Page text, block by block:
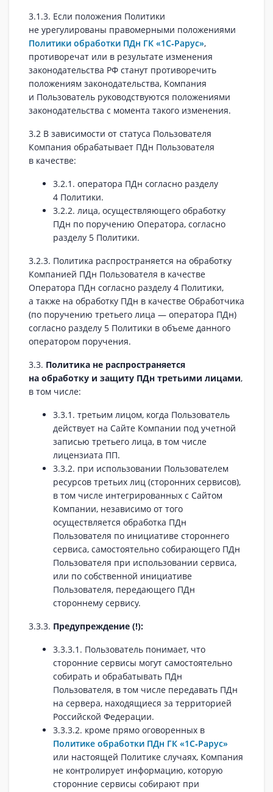
3.1.3. Если положения Политики
не урегулированы правомерными положениями
Политики обработки ПДн ГК «1С‑Рарус»,
противоречат или в результате изменения
законодательства РФ станут противоречить
положениям законодательства, Компания
и Пользователь руководствуются положениями
законодательства с момента такого изменения.
3.2 В зависимости от статуса Пользователя
Компания обрабатывает ПДн Пользователя
в качестве:
3.2.1. оператора ПДн согласно разделу
4 Политики.
3.2.2. лица, осуществляющего обработку
ПДн по поручению Оператора, согласно
разделу 5 Политики.
3.2.3. Политика распространяется на обработку
Компанией ПДн Пользователя в качестве
Оператора ПДн согласно разделу 4 Политики,
а также на обработку ПДн в качестве Обработчика
(по поручению третьего лица — оператора ПДн)
согласно разделу 5 Политики в объеме данного
оператором поручения.
3.3. Политика не распространяется
на обработку и защиту ПДн третьими лицами,
в том числе:
3.3.1. третьим лицом, когда Пользователь
действует на Сайте Компании под учетной
записью третьего лица, в том числе
лицензиата ПП.
3.3.2. при использовании Пользователем
ресурсов третьих лиц (сторонних сервисов),
в том числе интегрированных с Сайтом
Компании, независимо от того
осуществляется обработка ПДн
Пользователя по инициативе стороннего
сервиса, самостоятельно собирающего ПДн
Пользователя при использовании сервиса,
или по собственной инициативе
Пользователя, передающего ПДн
стороннему сервису.
3.3.3. Предупреждение (!):
3.3.3.1. Пользователь понимает, что
сторонние сервисы могут самостоятельно
собирать и обрабатывать ПДн
Пользователя, в том числе передавать ПДн
на сервера, находящиеся за территорией
Российской Федерации.
3.3.3.2. кроме прямо оговоренных в
Политике обработки ПДн ГК «1С‑Рарус»
или настоящей Политике случаях, Компания
не контролирует информацию, которую
сторонние сервисы собирают при